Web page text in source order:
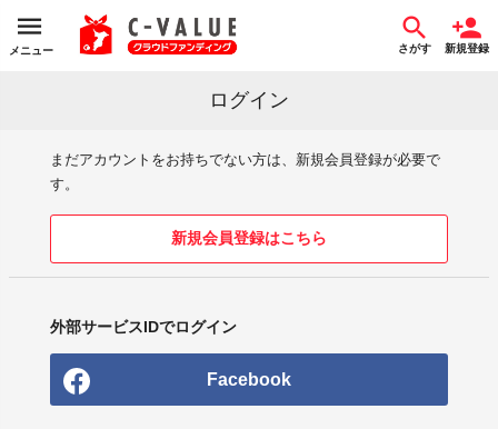
メニュー さがす 新規登録
ログイン
まだアカウントをお持ちでない方は、新規会員登録が必要で
す。
新規会員登録はこちら
外部サービスIDでログイン
Facebook